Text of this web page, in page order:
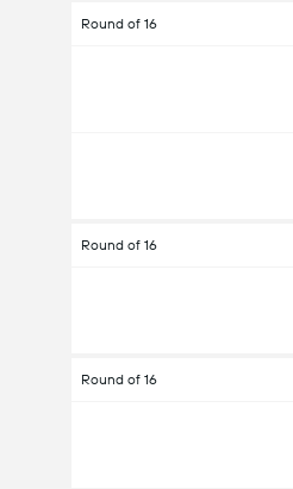
Round of 16
Round of 16
Round of 16